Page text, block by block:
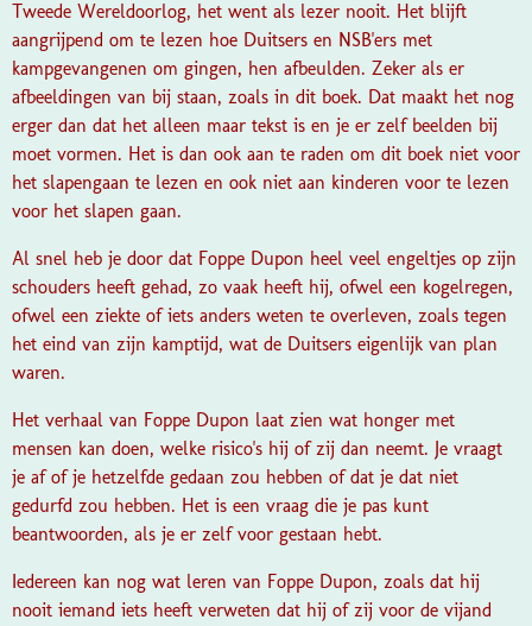
Tweede Wereldoorlog, het went als lezer nooit. Het blijft
aangrijpend om te lezen hoe Duitsers en NSB'ers met
kampgevangenen om gingen, hen afbeulden. Zeker als er
afbeeldingen van bij staan, zoals in dit boek. Dat maakt het nog
erger dan dat het alleen maar tekst is en je er zelf beelden bij
moet vormen. Het is dan ook aan te raden om dit boek niet voor
het slapengaan te lezen en ook niet aan kinderen voor te lezen
voor het slapen gaan.
Al snel heb je door dat Foppe Dupon heel veel engeltjes op zijn
schouders heeft gehad, zo vaak heeft hij, ofwel een kogelregen,
ofwel een ziekte of iets anders weten te overleven, zoals tegen
het eind van zijn kamptijd, wat de Duitsers eigenlijk van plan
waren.
Het verhaal van Foppe Dupon laat zien wat honger met
mensen kan doen, welke risico's hij of zij dan neemt. Je vraagt
je af of je hetzelfde gedaan zou hebben of dat je dat niet
gedurfd zou hebben. Het is een vraag die je pas kunt
beantwoorden, als je er zelf voor gestaan hebt.
Iedereen kan nog wat leren van Foppe Dupon, zoals dat hij
nooit iemand iets heeft verweten dat hij of zij voor de vijand